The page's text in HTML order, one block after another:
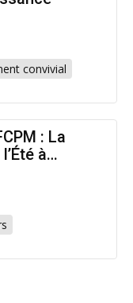
convivial
: La
à